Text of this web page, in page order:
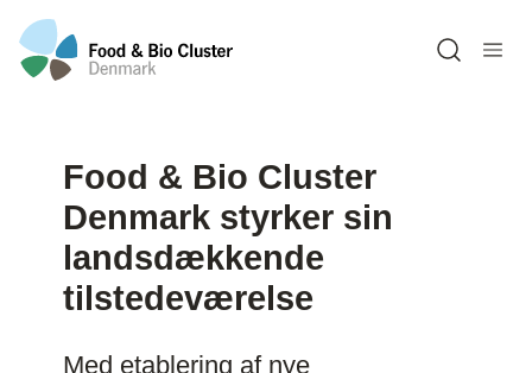
Food & Bio Cluster
Denmark styrker sin
landsdækkende
tilstedeværelse
Med etablering af nye